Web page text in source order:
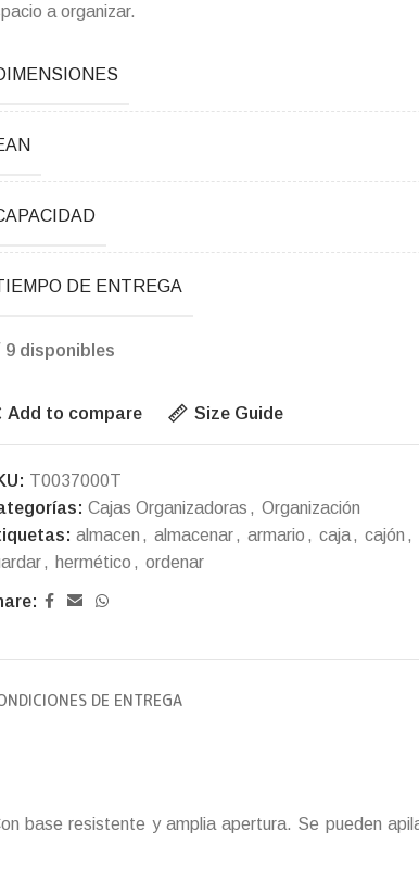
a organizar.
DE ENTREGA
9 disponibles
Add to compare Size Guide
T0037000T
Cajas Organizadoras , Organización
almacen , almacenar, armario , caja, cajón ,
, hermético , ordenar
DE ENTREGA
base resistente y amplia apertura. Se pueden